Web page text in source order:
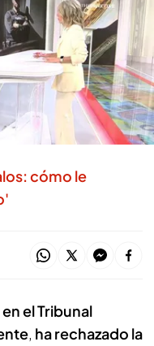
que tiene
de salida del
y comparecencia
cómo le
el Tribunal
, ha rechazado la